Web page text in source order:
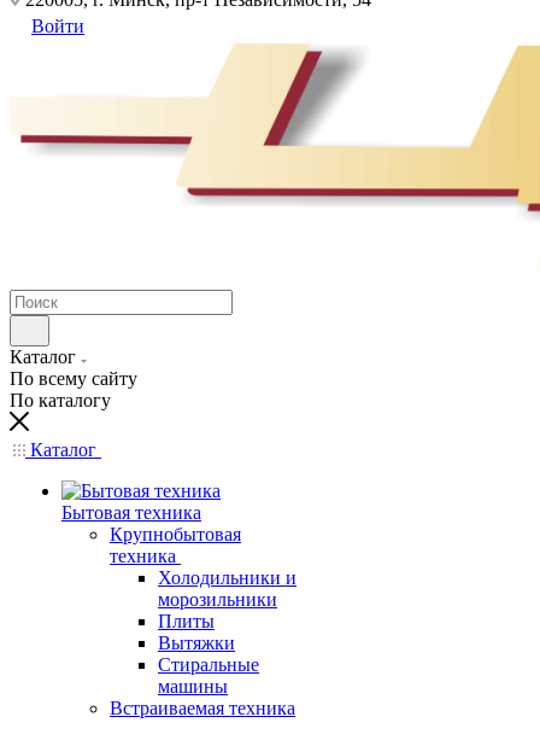
Войти
Каталог
По всему сайту
По каталогу
Каталог
Бытовая техника
Крупнобытовая
техника
Холодильники и
морозильники
Плиты
Вытяжки
Стиральные
машины
Встраиваемая техника